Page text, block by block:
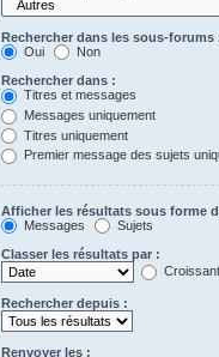
Rechercher dans les sous-forums
Oui
Non
Rechercher dans :
Titres et messages
Messages uniquement
Titres uniquement
Premier message des sujets
Afficher les résultats sous forme
Messages
Sujets
Classer les résultats par :
Croissant
Rechercher depuis :
Renvoyer les :